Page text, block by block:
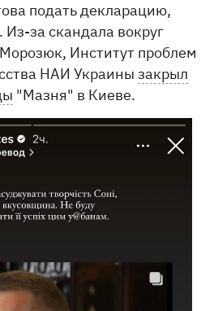
подать декларацию,
Из-за скандала вокруг
Институт проблем
НАИ Украинызакрыл
"Мазня" в Киеве.